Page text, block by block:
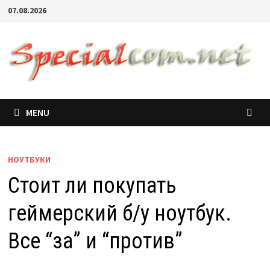
07.08.2026
MENU
НОУТБУКИ
Стоит ли покупать
геймерский б/у ноутбук.
Все “за” и “против”